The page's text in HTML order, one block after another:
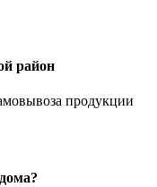
район
продукции